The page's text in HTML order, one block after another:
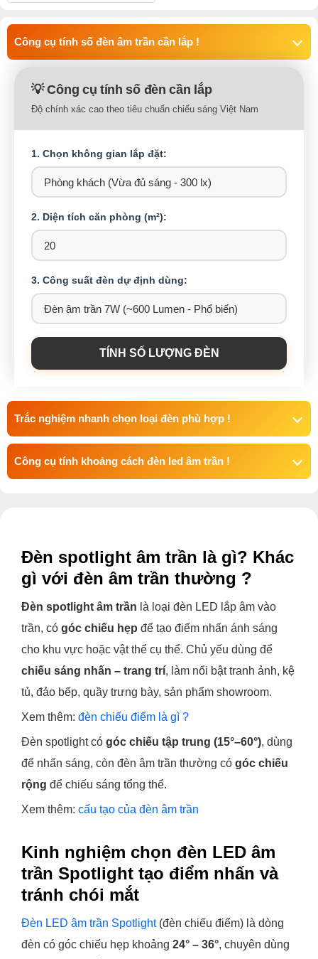
Công cụ tính số đèn âm trần cần lắp !
💡 Công cụ tính số đèn cần lắp
Độ chính xác cao theo tiêu chuẩn chiếu sáng Việt Nam
1. Chọn không gian lắp đặt:
2. Diện tích căn phòng (m²):
3. Công suất đèn dự định dùng:
TÍNH SỐ LƯỢNG ĐÈN
Trắc nghiệm nhanh chọn loại đèn phù hợp !
Công cụ tính khoảng cách đèn led âm trần !
Đèn spotlight âm trần là gì? Khác
gì với đèn âm trần thường ?
Đèn spotlight âm trần là loại đèn LED lắp âm vào
trần, có góc chiếu hẹp để tạo điểm nhấn ánh sáng
cho khu vực hoặc vật thể cụ thể. Chủ yếu dùng để
chiếu sáng nhấn – trang trí, làm nổi bật tranh ảnh, kệ
tủ, đảo bếp, quầy trưng bày, sản phẩm showroom.
Xem thêm: đèn chiếu điểm là gì ?
Đèn spotlight có góc chiếu tập trung (15°–60°), dùng
để nhấn sáng, còn đèn âm trần thường có góc chiếu
rộng để chiếu sáng tổng thể.
Xem thêm: cấu tạo của đèn âm trần
Kinh nghiệm chọn đèn LED âm
trần Spotlight tạo điểm nhấn và
tránh chói mắt
Đèn LED âm trần Spotlight(đèn chiếu điểm) là dòng
đèn có góc chiếu hẹp khoảng 24° – 36°, chuyên dùng